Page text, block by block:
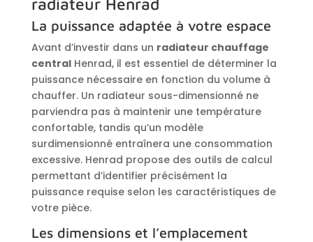
radiateur Henrad
La puissance adaptée à votre espace
Avant d’investir dans un radiateur chauffage
centralHenrad, il est essentiel de déterminer la
puissance nécessaire en fonction du volume à
chauffer. Un radiateur sous-dimensionné ne
parviendra pas à maintenir une température
confortable, tandis qu’un modèle
surdimensionné entraînera une consommation
excessive. Henrad propose des outils de calcul
permettant d’identifier précisément la
puissance requise selon les caractéristiques de
votre pièce.
Les dimensions et l’emplacement